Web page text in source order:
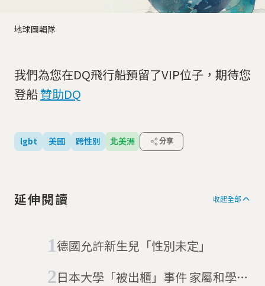
地球圖輯隊
我們為您在DQ飛行船預留了VIP位子，期待您
登船贊助DQ
lgbt 美國 跨性別 北美洲 分享
延伸閱讀 收起全部
德國允許新生兒「性別未定」
日本大學「被出櫃」事件 家屬和學生